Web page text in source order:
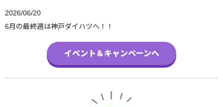
2026/06/20
6月の最終週は神戸ダイハツへ！！
イベント＆キャンペーンへ